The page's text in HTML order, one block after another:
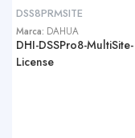
DSS8PRMSITE
Marca: DAHUA
DHI-DSSPro8-MultiSite-
License